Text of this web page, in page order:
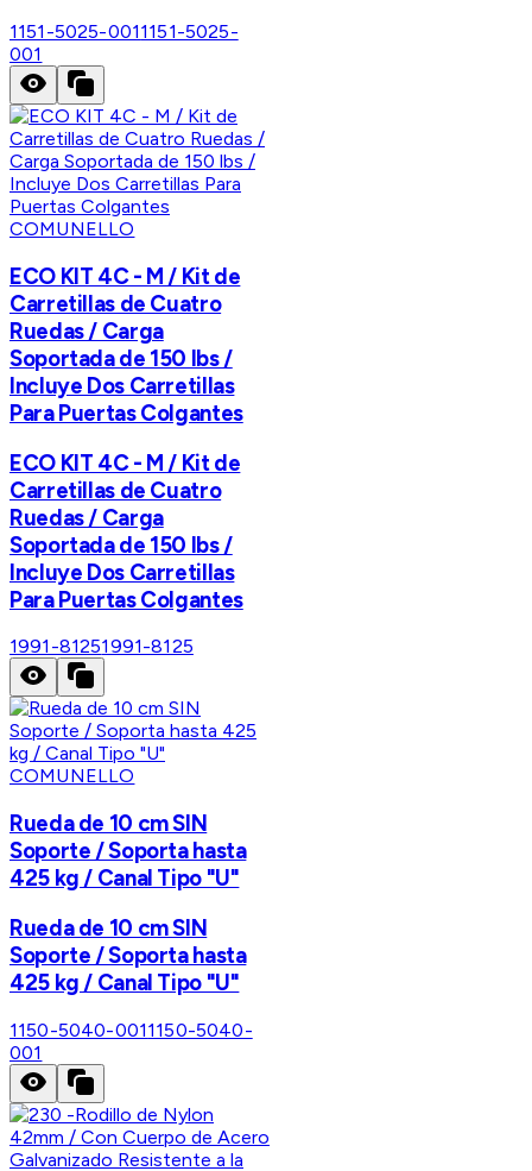
1151-5025-0011151-5025-
001
COMUNELLO
ECO KIT 4C - M / Kit de
Carretillas de Cuatro
Ruedas / Carga
Soportada de 150 lbs /
Incluye Dos Carretillas
Para Puertas Colgantes
ECO KIT 4C - M / Kit de
Carretillas de Cuatro
Ruedas / Carga
Soportada de 150 lbs /
Incluye Dos Carretillas
Para Puertas Colgantes
1991-81251991-8125
COMUNELLO
Rueda de 10 cm SIN
Soporte / Soporta hasta
425 kg / Canal Tipo "U"
Rueda de 10 cm SIN
Soporte / Soporta hasta
425 kg / Canal Tipo "U"
1150-5040-0011150-5040-
001